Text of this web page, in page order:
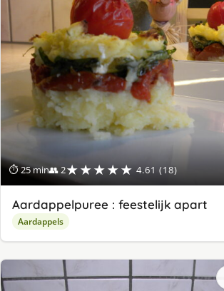
⏱ 25 min👥 2★★★★★ 4.61 (18)
Aardappelpuree : feestelijk apart
Aardappels